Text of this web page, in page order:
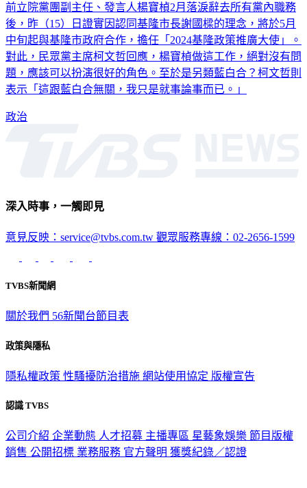
前立院黨團副主任、發言人楊寶楨2月落淚辭去所有黨內職務
後，昨（15）日證實因認同基隆市長謝國樑的理念，將於5月
中旬起與基隆市政府合作，擔任「2024基隆政策推廣大使」。
對此，民眾黨主席柯文哲回應，楊寶楨做這工作，絕對沒有問
題，應該可以扮演很好的角色。至於是另類藍白合？柯文哲則
表示「這跟藍白合無關，我只是就事論事而已。」
政治
深入時事，一觸即見
意見反映：service@tvbs.com.tw 觀眾服務專線：02-2656-1599
TVBS新聞網
關於我們 56新聞台節目表
政策與隱私
隱私權政策 性騷擾防治措施 網站使用協定 版權宣告
認識 TVBS
公司介紹 企業動態 人才招募 主播專區 星藝象娛樂 節目版權
銷售 公開招標 業務服務 官方聲明 獲獎紀錄／認證